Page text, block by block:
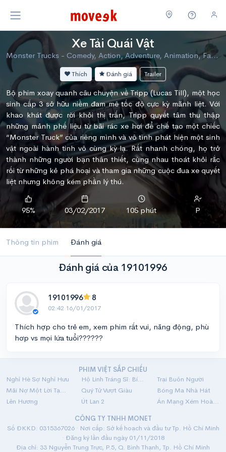
Xe Tải Quái Vật
Monster Trucks - Comedy, Action, Adventure, Animation, Family, Science Fiction
Thích Đánh giá Trailer
Bộ phim xoay quanh câu chuyện về Tripp (Lucas Till), một học
sinh cấp 3 sở hữu niềm đam mê tốc độ cực kỳ mãnh liệt. Với
khao khát được rời khỏi thị trấn, Tripp quyết tâm thu thập
những mảnh phế liệu từ bãi rác xe hơi để chế tạo một chiếc
“Monster Truck” của riêng mình và vô tình phát hiện một sinh
vật ngoài hành tinh vô cùng kỳ lạ. Rất nhanh chóng, họ trở
thành những người bạn thân thiết, cùng nhau thoát khỏi rắc
rối từ những kẻ phá hoại và tham gia những cuộc đua xe quyết
liệt nhưng không kém phần lý thú.
95% 03/02/2017 105 phút P
Thông tin phim Đánh giá
Đánh giá của 19101996
19101996 8
02:42 16/01/2017
Thích hợp cho trẻ em, xem phim rất vui, năng động, phù
hơp vs mọi lứa tuổi??????
PHIM VIỆT SẮP CHIẾU
Nghỉ Hè Sợ Nghỉ Hưu
Hộ Linh Tráng Sĩ: Bí Ẩn Mộ Vua Đinh
Trại Buôn Người
Mãi Nợ Một Lời Tạm Biệt
Quý Tử Vượt Giàu
Bóng Ma Nhà Hát
Lên Hương
Út Lan 2
Án Mạng Xém Hoàn Hảo
CÔNG TY TNHH MONET
Số ĐKKD: 0315367026 · Nơi cấp: Sở kế hoạch và đầu tư Tp. Hồ Chí Minh
· Đăng ký lần đầu ngày 01/11/2018
Địa chỉ: 33 Nguyễn Trung Trực, P.5, Q. Bình Thạnh, Tp. Hồ Chí Minh